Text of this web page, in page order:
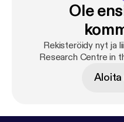
Ole
Rekisteröidy nyt ja
Research Centre in
Aloita